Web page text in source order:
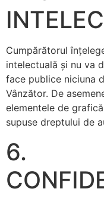
Cumpărătorul
intelectuală şi nu va
face publice niciuna
Vânzător. De
elementele de
supuse dreptului de
6.